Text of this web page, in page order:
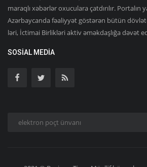
maraqlı xəbərlər oxuculara çatdırılır. Portalın
Azərbaycanda fəaliyyət göstərən bütün
ləri, İctimai Birlikləri aktiv əməkdaşlığa dəvət
SOSIAL MEDIA